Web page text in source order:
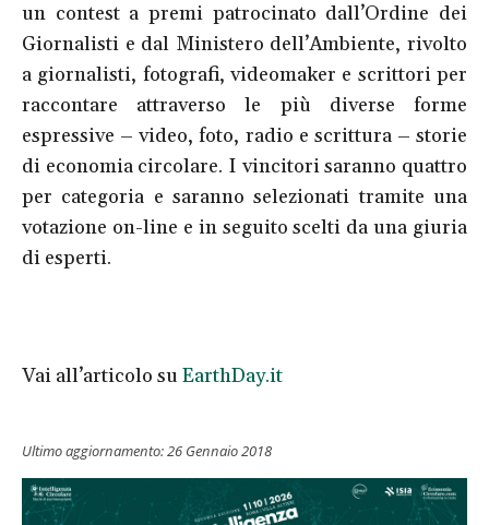
un contest a premi patrocinato dall’Ordine dei
Giornalisti e dal Ministero dell’Ambiente, rivolto
a giornalisti, fotografi, videomaker e scrittori per
raccontare attraverso le più diverse forme
espressive – video, foto, radio e scrittura – storie
di economia circolare. I vincitori saranno quattro
per categoria e saranno selezionati tramite una
votazione on-line e in seguito scelti da una giuria
di esperti.
Vai all’articolo su EarthDay.it
Ultimo aggiornamento:26 Gennaio 2018